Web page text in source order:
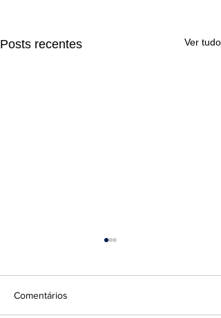
Posts recentes Ver tudo
Comentários